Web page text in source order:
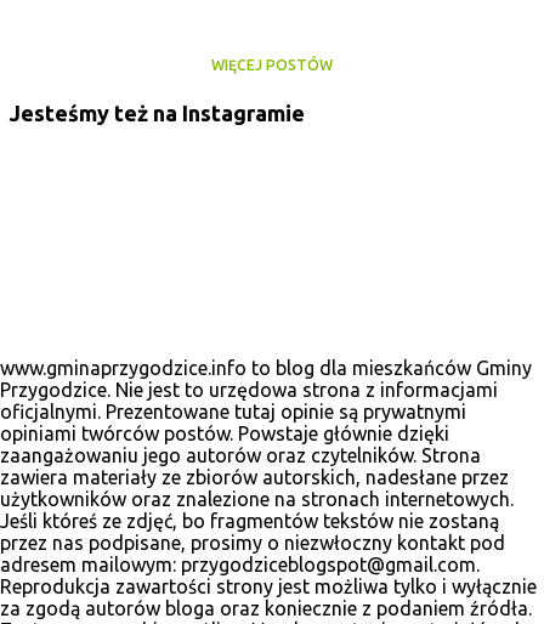
WIĘCEJ POSTÓW
Jesteśmy też na Instagramie
www.gminaprzygodzice.info to blog dla mieszkańców Gminy
Przygodzice. Nie jest to urzędowa strona z informacjami
oficjalnymi. Prezentowane tutaj opinie są prywatnymi
opiniami twórców postów. Powstaje głównie dzięki
zaangażowaniu jego autorów oraz czytelników. Strona
zawiera materiały ze zbiorów autorskich, nadesłane przez
użytkowników oraz znalezione na stronach internetowych.
Jeśli któreś ze zdjęć, bo fragmentów tekstów nie zostaną
przez nas podpisane, prosimy o niezwłoczny kontakt pod
adresem mailowym: przygodziceblogspot@gmail.com.
Reprodukcja zawartości strony jest możliwa tylko i wyłącznie
za zgodą autorów bloga oraz koniecznie z podaniem źródła.